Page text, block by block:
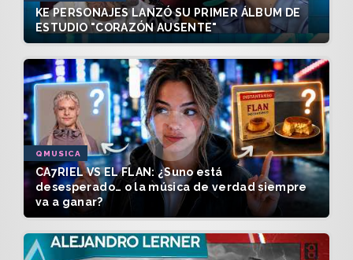
KE PERSONAJES LANZÓ SU PRIMER ÁLBUM DE
ESTUDIO "CORAZÓN AUSENTE"
QMUSICA
CA7RIEL VS EL FLAN: ¿Suno está
desesperado… o la música de verdad siempre
va a ganar?